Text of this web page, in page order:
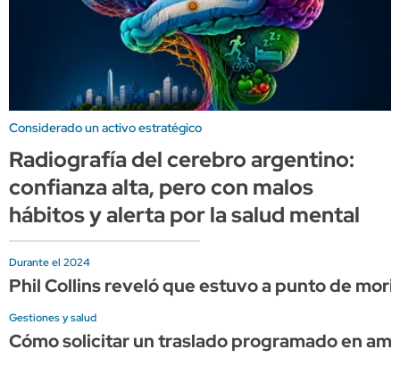
Considerado un activo estratégico
Radiografía del cerebro argentino:
confianza alta, pero con malos
hábitos y alerta por la salud mental
Durante el 2024
Phil Collins reveló que estuvo a punto de
Gestiones y salud
Cómo solicitar un traslado programado en